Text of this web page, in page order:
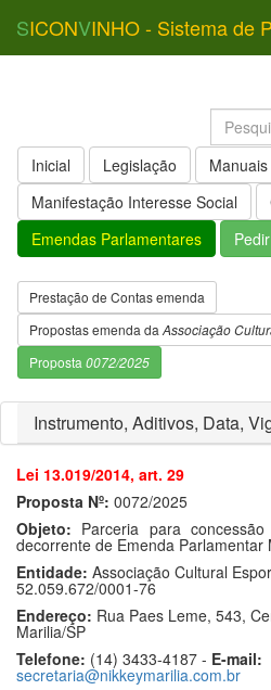
SICONVINHO - Sistema de
Inicial Legislação Manuais
Manifestação Interesse Social
Emendas Parlamentares
Prestação de Contas emenda
Propostas emenda da Associação
Proposta 0072/2025
Instrumento, Aditivos, Data,
Lei 13.019/2014, art. 29
Proposta Nº: 0072/2025
Objeto: Parceria para
decorrente de Emenda Parlamentar
Entidade: Associação Cultural
52.059.672/0001-76
Endereço: Rua Paes Leme, 543,
Marilia/SP
Telefone: (14) 3433-4187 - E-mail:
secretaria@nikkeymarilia.com.br